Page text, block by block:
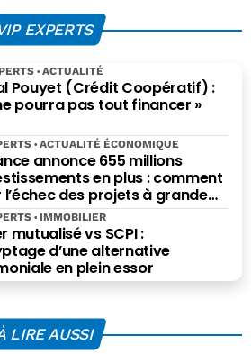
EXPERTS
Pouyet (Crédit Coopératif) :
pourra pas tout financer »
ACTUALITÉ
annonce 655 millions
en plus : comment
des projets à grande
?
ACTUALITÉ ÉCONOMIQUE
mutualisé vs SCPI :
d’une alternative
en plein essor
IMMOBILIER
LIRE AUSSI